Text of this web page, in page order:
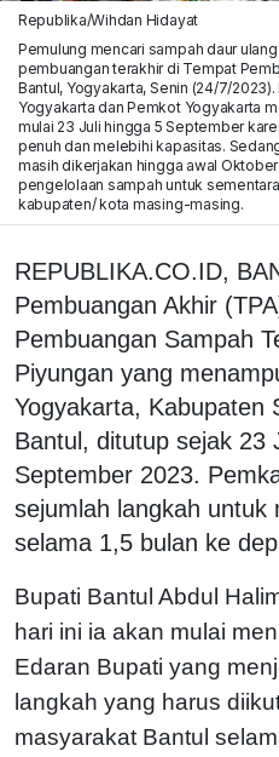
Republika/Wihdan Hidayat
Pemulung mencari sampah daur
pembuangan terakhir di Tempat
Bantul, Yogyakarta, Senin (24/7/
Yogyakarta dan Pemkot Yogyakarta
mulai 23 Juli hingga 5 September
penuh dan melebihi kapasitas.
masih dikerjakan hingga awal
pengelolaan sampah untuk
kabupaten/ kota masing-masing.
REPUBLIKA.CO.ID,
Pembuangan Akhir
Pembuangan Sampah
Piyungan yang
Yogyakarta, Kabupaten
Bantul, ditutup sejak 23
September 2023.
sejumlah langkah untuk
selama 1,5 bulan ke
Bupati Bantul Abdul
hari ini ia akan mulai
Edaran Bupati yang
langkah yang harus
masyarakat Bantul